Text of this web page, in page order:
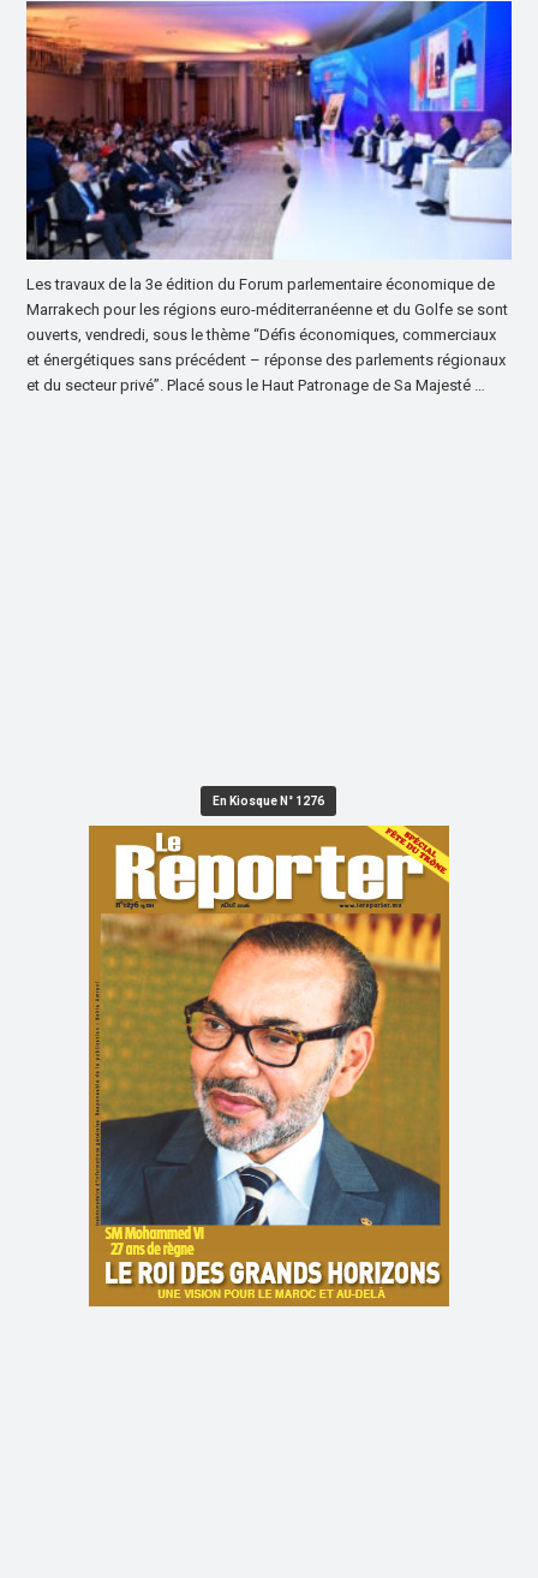
Les travaux de la 3e édition du Forum parlementaire économique de
Marrakech pour les régions euro-méditerranéenne et du Golfe se sont
ouverts, vendredi, sous le thème “Défis économiques, commerciaux
et énergétiques sans précédent – réponse des parlements régionaux
et du secteur privé”. Placé sous le Haut Patronage de Sa Majesté …
En Kiosque N° 1276